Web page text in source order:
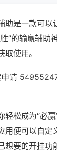
助是一款可以
”的输赢辅助
使用。
申请
轻松成为“必
用便可以自定
想要的开挂功